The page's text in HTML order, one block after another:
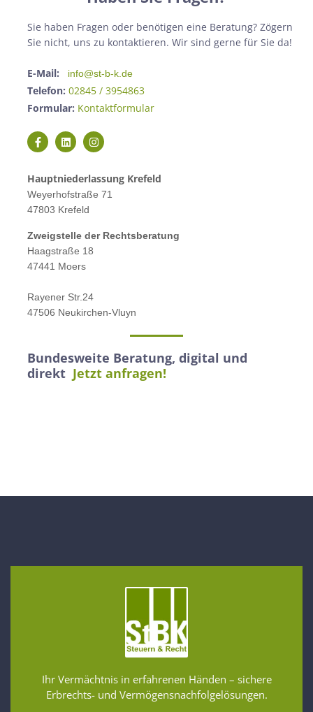
Sie haben Fragen oder benötigen eine Beratung? Zögern
Sie nicht, uns zu kontaktieren. Wir sind gerne für Sie da!
E-Mail: info@st-b-k.de
Telefon: 02845 / 3954863
Formular: Kontaktformular
Hauptniederlassung Krefeld
Weyerhofstraße 71
47803 Krefeld
Zweigstelle der Rechtsberatung
Haagstraße 18
47441 Moers
Rayener Str.24
47506 Neukirchen-Vluyn
Bundesweite Beratung, digital und
direkt Jetzt anfragen!
Ihr Vermächtnis in erfahrenen Händen – sichere
Erbrechts- und Vermögensnachfolgelösungen.